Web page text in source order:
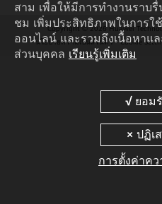
Copyright © 2026 Huawei
นโยบายความเป็นส่วนตัว
Cookie
สาม เพื่อให้มีการทำงานราบรื่
ชม เพิ่มประสิทธิภาพในการใ
ออนไลน์ และรวมถึงเนื้อหาแ
ส่วนบุคคล เรียนรู้เพิ่มเติม
การตั้งค่าค